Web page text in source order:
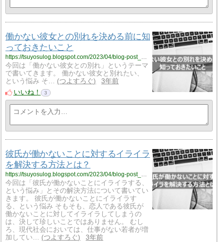
働かない彼女との別れを決める前に知
っておきたいこと
https://tsuyosulog.blogspot.com/2023/04/blog-post_18.html
今回は「働かない彼女との別れ」というテーマ
で書いてきます。 働かない彼女と別れたい、
という悩み そ…
つよすろぐ
3年前
いいね！
3
彼氏が働かないことに対するイライラ
を解決する方法とは？
https://tsuyosulog.blogspot.com/2023/04/blog-post_19.html
今回は「彼氏が働かないことにイライラする、
という悩み」とその解決方法について書いてい
きます。 彼氏が働かないことにイライラす
る、という悩み そもそも、恋人である彼氏が
働かないことに対してイライラしてしまうの
は、決して珍しいことではありません。 むし
ろ、現代社会においては、仕事がない若者が増
加してい…
つよすろぐ
3年前